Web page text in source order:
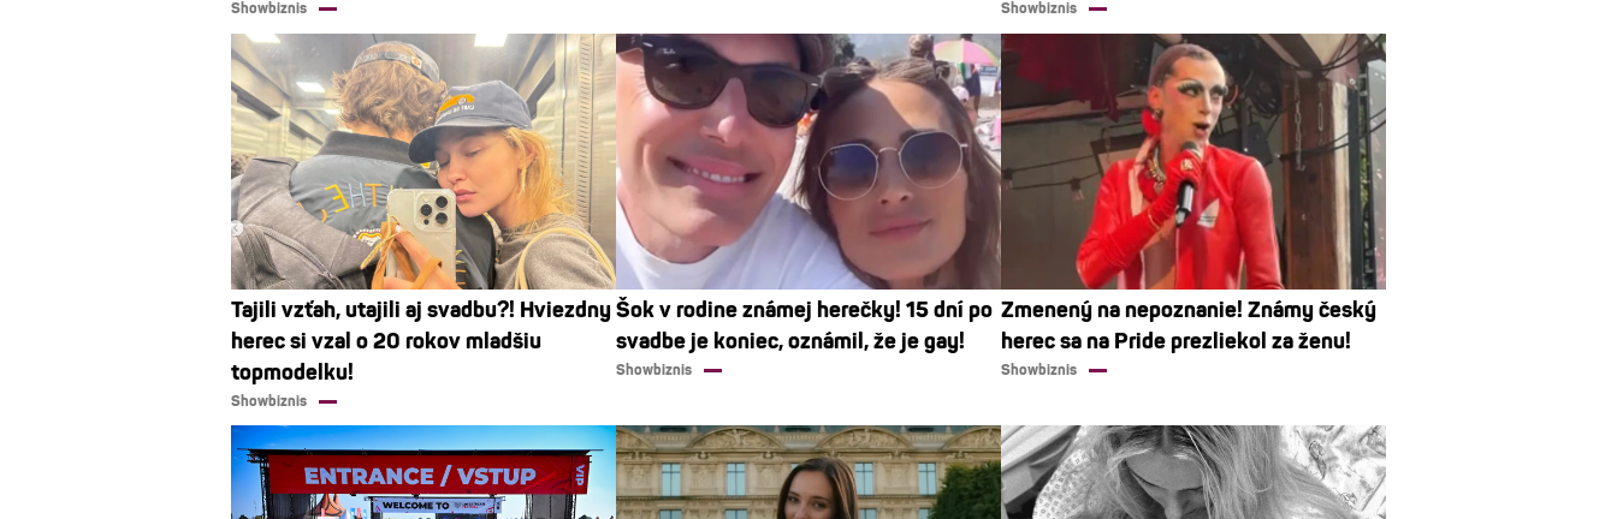
Showbiznis Showbiznis
Tajili vzťah, utajili aj svadbu?! Hviezdny
herec si vzal o 20 rokov mladšiu
topmodelku!
Showbiznis
Šok v rodine známej herečky! 15 dní po
svadbe je koniec, oznámil, že je gay!
Showbiznis
Zmenený na nepoznanie! Známy český
herec sa na Pride prezliekol za ženu!
Showbiznis